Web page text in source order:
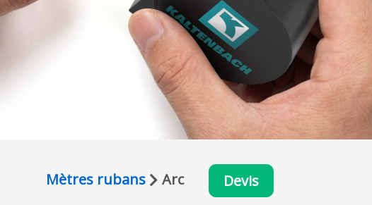
Mètres rubans Arc Devis